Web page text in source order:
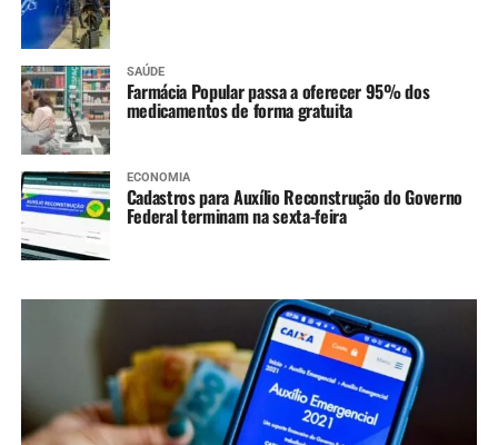
SAÚDE
Farmácia Popular passa a oferecer 95% dos
medicamentos de forma gratuita
ECONOMIA
Cadastros para Auxílio Reconstrução do Governo
Federal terminam na sexta-feira